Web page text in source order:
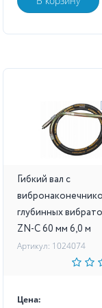
Гибкий вал с
глубинных
ZN-C 60 мм 6,0 м
Артикул: 1024074
Цена: